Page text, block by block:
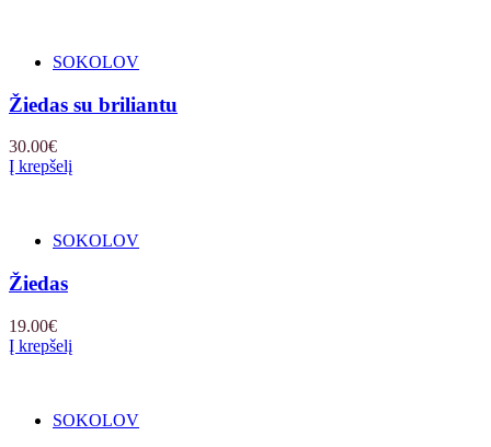
SOKOLOV
Žiedas su briliantu
30.00€
Į krepšelį
SOKOLOV
Žiedas
19.00€
Į krepšelį
SOKOLOV